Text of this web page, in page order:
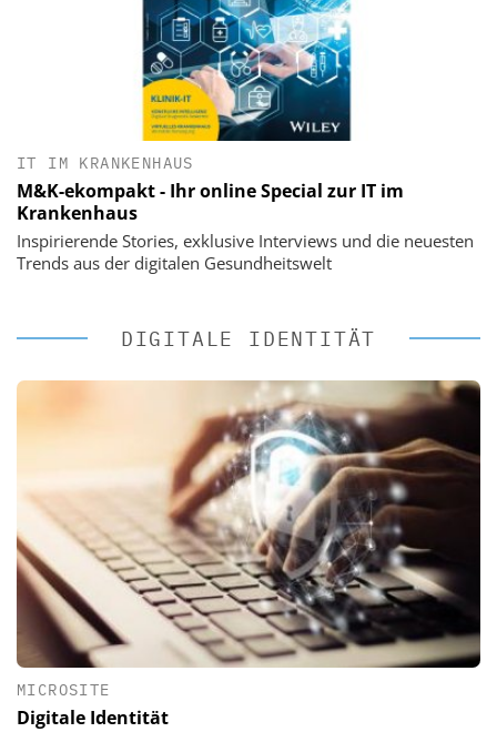
IT IM KRANKENHAUS
M&K-ekompakt - Ihr online Special zur IT im
Krankenhaus
Inspirierende Stories, exklusive Interviews und die neuesten
Trends aus der digitalen Gesundheitswelt
DIGITALE IDENTITÄT
MICROSITE
Digitale Identität